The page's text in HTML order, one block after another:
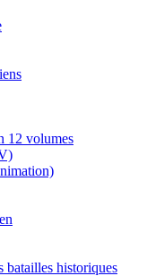
12 volumes
batailles historiques